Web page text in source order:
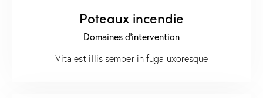
Poteaux incendie
Domaines d'intervention
Vita est illis semper in fuga uxoresque